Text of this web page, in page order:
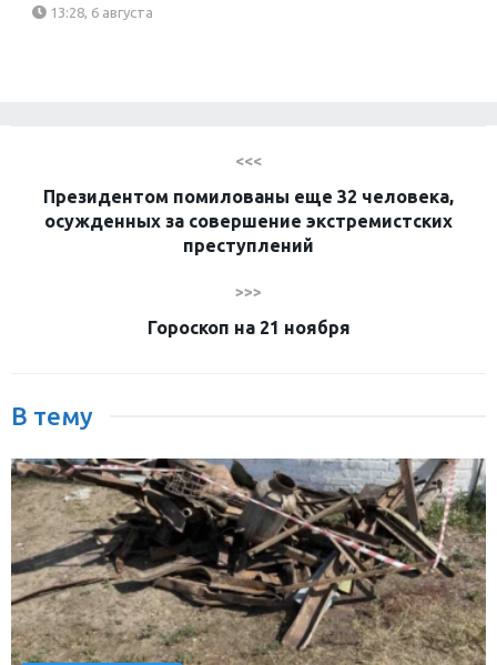
13:28, 6 августа
<<<
Президентом помилованы еще 32 человека,
осужденных за совершение экстремистских
преступлений
>>>
Гороскоп на 21 ноября
В тему